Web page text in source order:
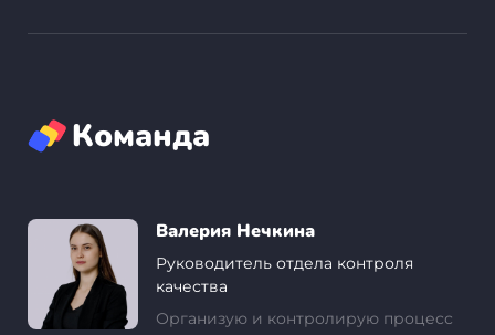
Команда
Валерия Нечкина
Руководитель отдела контроля
качества
Организую и контролирую процесс